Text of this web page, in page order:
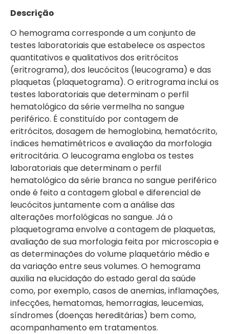
Descrição
O hemograma corresponde a um conjunto de
testes laboratoriais que estabelece os aspectos
quantitativos e qualitativos dos eritrócitos
(eritrograma), dos leucócitos (leucograma) e das
plaquetas (plaquetograma). O eritrograma inclui os
testes laboratoriais que determinam o perfil
hematológico da série vermelha no sangue
periférico. É constituído por contagem de
eritrócitos, dosagem de hemoglobina, hematócrito,
índices hematimétricos e avaliação da morfologia
eritrocitária. O leucograma engloba os testes
laboratoriais que determinam o perfil
hematológico da série branca no sangue periférico
onde é feito a contagem global e diferencial de
leucócitos juntamente com a análise das
alterações morfológicas no sangue. Já o
plaquetograma envolve a contagem de plaquetas,
avaliação de sua morfologia feita por microscopia e
as determinações do volume plaquetário médio e
da variação entre seus volumes. O hemograma
auxilia na elucidação do estado geral da saúde
como, por exemplo, casos de anemias, inflamações,
infecções, hematomas, hemorragias, leucemias,
síndromes (doenças hereditárias) bem como,
acompanhamento em tratamentos.